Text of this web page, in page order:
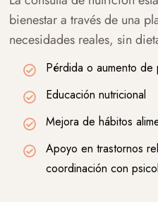
bienestar a través de una
necesidades reales, sin
Pérdida o aumento de
Educación nutricional
Mejora de hábitos
Apoyo en trastornos
coordinación con